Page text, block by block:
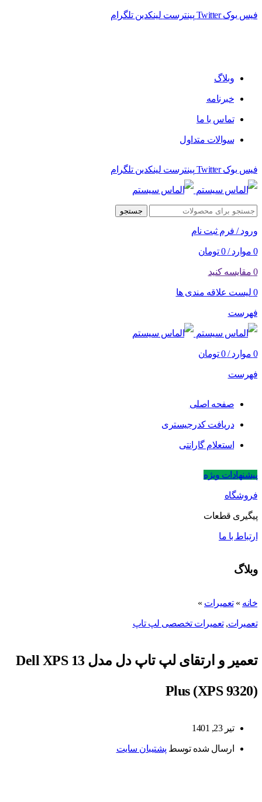
فیس بوک Twitter پینترست لینکدین تلگرام
وبلاگ
خبرنامه
تماس با ما
سوالات متداول
فیس بوک Twitter پینترست لینکدین تلگرام
جستجو
ورود / فرم ثبت نام
0 موارد /
0 تومان
0 مقایسه کنید
0 لیست علاقه مندی ها
فهرست
0 موارد /
0 تومان
فهرست
صفحه اصلی
دریافت کدرجیستری
استعلام گارانتی
پیشنهادات ویژه
فروشگاه
پیگیری قطعات
ارتباط با ما
وبلاگ
خانه »تعمیرات »
تعمیرات,تعمیرات تخصصی لپ تاپ
تعمیر و ارتقای لپ تاپ دل مدل Dell XPS 13
Plus (XPS 9320)
تیر 23, 1401
ارسال شده توسط پشتیبان سایت